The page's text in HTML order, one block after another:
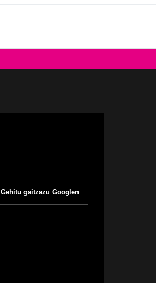
Gehitu gaitzazu Googlen